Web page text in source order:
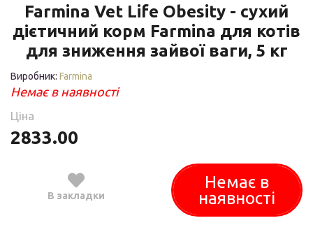
Farmina Vet Life Obesity - сухий
дієтичний корм Farmina для котів
для зниження зайвої ваги, 5 кг
Виробник: Farmina
Немає в наявності
Ціна
2833.00
В закладки
Немає в
наявності